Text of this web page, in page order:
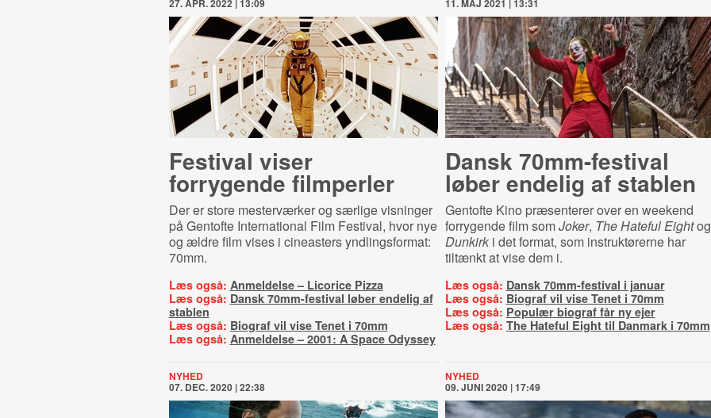
27. APR. 2022 | 13:09
Festival viser
forrygende filmperler
Der er store mesterværker og særlige visninger
på Gentofte International Film Festival, hvor nye
og ældre film vises i cineasters yndlingsformat:
70mm.
Læs også: Anmeldelse – Licorice Pizza
Læs også: Dansk 70mm-festival løber endelig af
stablen
Læs også: Biograf vil vise Tenet i 70mm
Læs også: Anmeldelse – 2001: A Space Odyssey
11. MAJ 2021 | 13:31
Dansk 70mm-festival
løber endelig af stablen
Gentofte Kino præsenterer over en weekend
forrygende film somJoker, The Hateful Eightog
Dunkirki det format, som instruktørerne har
tiltænkt at vise dem i.
Læs også: Dansk 70mm-festival i januar
Læs også: Biograf vil vise Tenet i 70mm
Læs også: Populær biograf får ny ejer
Læs også: The Hateful Eight til Danmark i 70mm
NYHED
07. DEC. 2020 | 22:38
NYHED
09. JUNI 2020 | 17:49